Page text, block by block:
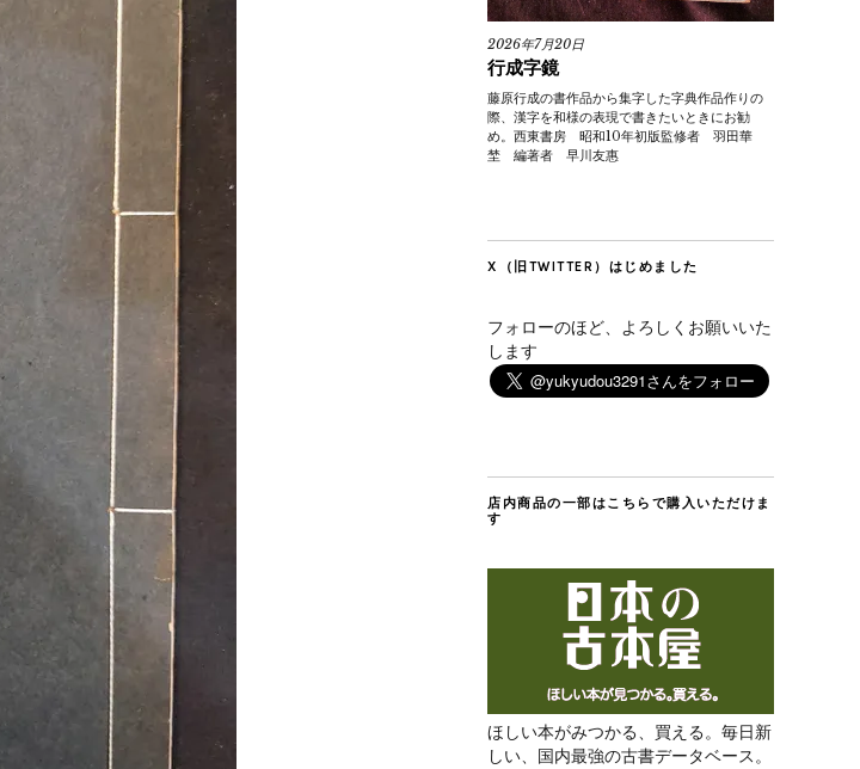
2026年7月20日
行成字鏡
藤原行成の書作品から集字した字典作品作りの
際、漢字を和様の表現で書きたいときにお勧
め。西東書房 昭和10年初版監修者 羽田華
埜 編著者 早川友惠
X（旧TWITTER）はじめました
フォローのほど、よろしくお願いいた
します
店内商品の一部はこちらで購入いただけま
す
ほしい本がみつかる、買える。毎日新
しい、国内最強の古書データベース。